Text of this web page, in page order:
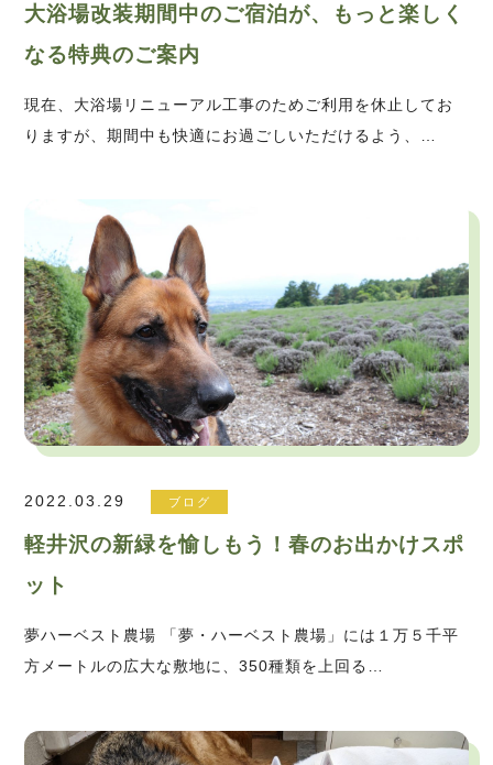
大浴場改装期間中のご宿泊が、もっと楽しく
なる特典のご案内
現在、大浴場リニューアル工事のためご利用を休止してお
りますが、期間中も快適にお過ごしいただけるよう、…
2022.03.29 ブログ
軽井沢の新緑を愉しもう！春のお出かけスポ
ット
夢ハーベスト農場 「夢・ハーベスト農場」には１万５千平
方メートルの広大な敷地に、350種類を上回る…